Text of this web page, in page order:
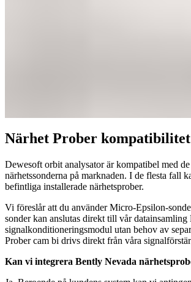
Närhet Prober kompatibilitet
Dewesoft orbit analysator är kompatibel med
närhetssonderna på marknaden. I de flesta fall
befintliga installerade närhetsprober.
Vi föreslår att du använder Micro-Epsilon-
sonder kan anslutas direkt till vår
signalkonditioneringsmodul utan behov av
Prober cam bi drivs direkt från våra
Kan vi integrera Bently Nevada